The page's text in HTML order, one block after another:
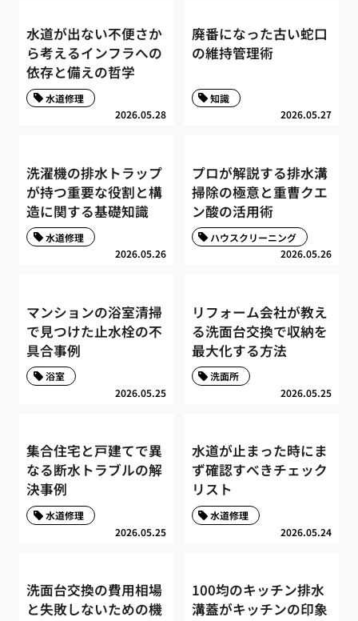
水道が出ない不便さか
ら考えるインフラへの
依存と備えの哲学
2026.05.28
水道修理
廃番になった古い蛇口
の維持管理術
2026.05.27
知識
洗濯機の排水トラップ
が持つ重要な役割と構
造に関する基礎知識
2026.05.26
水道修理
プロが解説する排水溝
掃除の極意と重曹クエ
ン酸の活用術
2026.05.26
ハウスクリーニング
マンションの浴室清掃
で見つけた止水栓の不
具合事例
2026.05.25
浴室
リフォーム会社が教え
る洗面台交換で収納を
最大化する方法
2026.05.25
洗面所
集合住宅と戸建てで異
なる断水トラブルの解
決事例
2026.05.25
水道修理
水道が止まった時にま
ず確認すべきチェック
リスト
2026.05.24
水道修理
洗面台交換の費用相場
と失敗しないための機
100均のキッチン排水
溝蓋がキッチンの印象